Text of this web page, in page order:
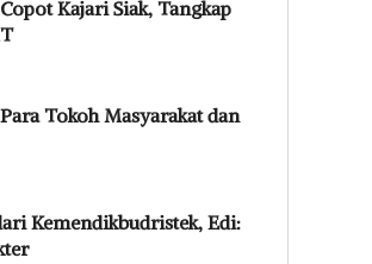
Kajari Siak, Tangkap
Tokoh Masyarakat dan
Kemendikbudristek, Edi: